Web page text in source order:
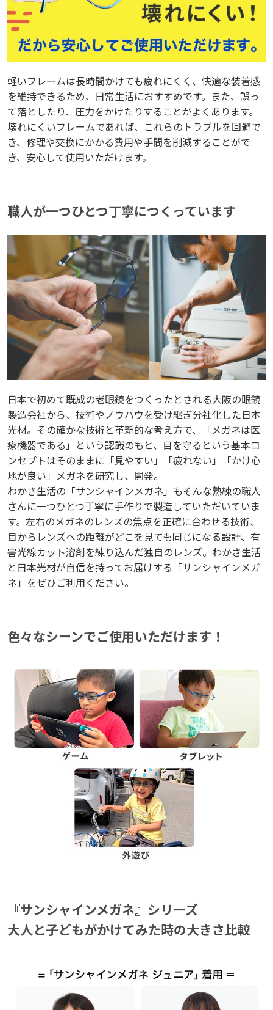
軽いフレームは長時間かけても疲れにくく、快適な装着感
を維持できるため、日常生活におすすめです。また、誤っ
て落としたり、圧力をかけたりすることがよくあります。
壊れにくいフレームであれば、これらのトラブルを回避で
き、修理や交換にかかる費用や手間を削減することがで
き、安心して使用いただけます。
職人が一つひとつ丁寧につくっています
日本で初めて既成の老眼鏡をつくったとされる大阪の眼鏡
製造会社から、技術やノウハウを受け継ぎ分社化した日本
光材。その確かな技術と革新的な考え方で、「メガネは医
療機器である」という認識のもと、目を守るという基本コ
ンセプトはそのままに「見やすい」「疲れない」「かけ心
地が良い」メガネを研究し、開発。
わかさ生活の「サンシャインメガネ」もそんな熟練の職人
さんに一つひとつ丁寧に手作りで製造していただいていま
す。左右のメガネのレンズの焦点を正確に合わせる技術、
目からレンズへの距離がどこを見ても同じになる設計、有
害光線カット溶剤を練り込んだ独自のレンズ。わかさ生活
と日本光材が自信を持ってお届けする「サンシャインメガ
ネ」をぜひご利用ください。
色々なシーンでご使用いただけます！
『サンシャインメガネ』シリーズ
大人と子どもがかけてみた時の大きさ比較
軽いフレームは長時間かけても疲れにくく、快適な装着感
を維持できるため、日常生活におすすめです。また、誤っ
て落としたり、圧力をかけたりすることがよくあります。
壊れにくいフレームであれば、これらのトラブルを回避で
き、修理や交換にかかる費用や手間を削減することがで
き、安心して使用いただけます。
職人が一つひとつ丁寧につくっています
日本で初めて既成の老眼鏡をつくったとされる大阪の眼鏡
製造会社から、技術やノウハウを受け継ぎ分社化した日本
光材。その確かな技術と革新的な考え方で、「メガネは医
療機器である」という認識のもと、目を守るという基本コ
ンセプトはそのままに「見やすい」「疲れない」「かけ心
地が良い」メガネを研究し、開発。
わかさ生活の「サンシャインメガネ」もそんな熟練の職人
さんに一つひとつ丁寧に手作りで製造していただいていま
す。左右のメガネのレンズの焦点を正確に合わせる技術、
目からレンズへの距離がどこを見ても同じになる設計、有
害光線カット溶剤を練り込んだ独自のレンズ。わかさ生活
と日本光材が自信を持ってお届けする「サンシャインメガ
ネ」をぜひご利用ください。
色々なシーンでご使用いただけます！
『サンシャインメガネ』シリーズ
大人と子どもがかけてみた時の大きさ比較